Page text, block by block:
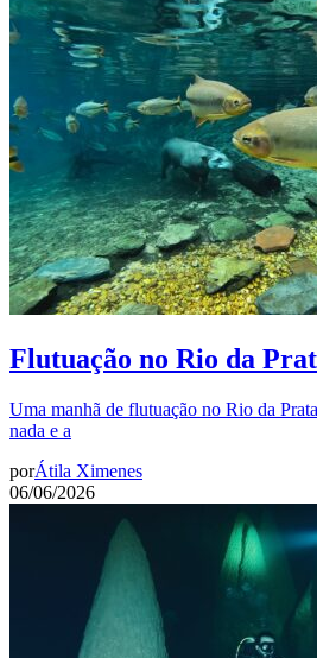
Flutuação no Rio da
Uma manhã de flutuação no Rio da
nada e a
porÁtila Ximenes
06/06/2026